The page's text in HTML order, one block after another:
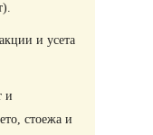
и усета
и
стоежа и